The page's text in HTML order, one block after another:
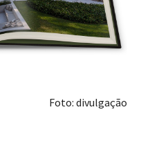
Foto: divulgação